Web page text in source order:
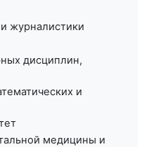
журналистики
дисциплин,
и
медицины и